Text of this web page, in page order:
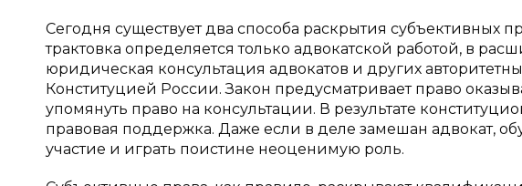
Сегодня существует два способа раскрытия субъективных
трактовка определяется только адвокатской работой, в
юридическая консультация адвокатов и других
Конституцией России. Закон предусматривает право
упомянуть право на консультации. В результате
правовая поддержка. Даже если в деле замешан адвокат,
участие и играть поистине неоценимую роль.